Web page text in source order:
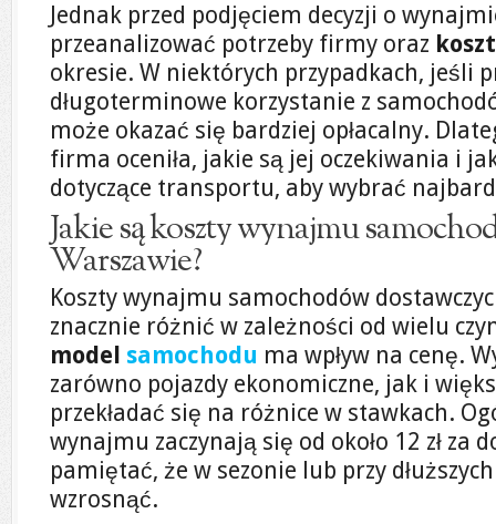
Jednak przed podjęciem decyzji o
przeanalizować potrzeby firmy oraz
okresie. W niektórych przypadkach, jeśli
długoterminowe korzystanie z
może okazać się bardziej opłacalny.
firma oceniła, jakie są jej oczekiwania i
dotyczące transportu, aby wybrać
Jakie są koszty wynajmu
Warszawie?
Koszty wynajmu samochodów
znacznie różnić w zależności od wielu
model samochodu ma wpływ na cenę.
zarówno pojazdy ekonomiczne, jak i
przekładać się na różnice w stawkach.
wynajmu zaczynają się od około 12 zł za
pamiętać, że w sezonie lub przy
wzrosnąć.